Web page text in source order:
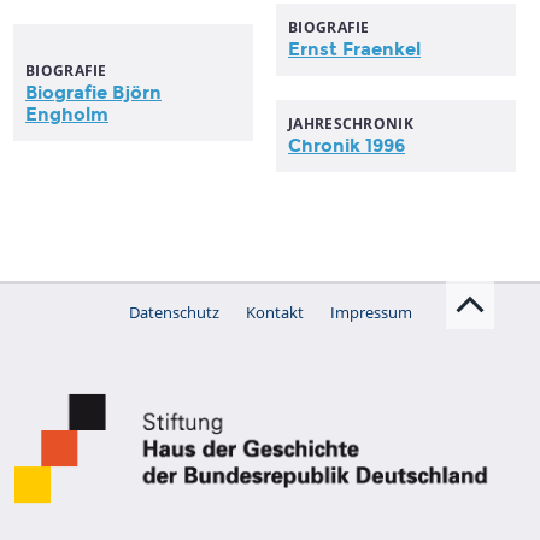
BIOGRAFIE
Ernst Fraenkel
BIOGRAFIE
Biografie Björn
Engholm
JAHRESCHRONIK
Chronik 1996
Datenschutz Kontakt Impressum